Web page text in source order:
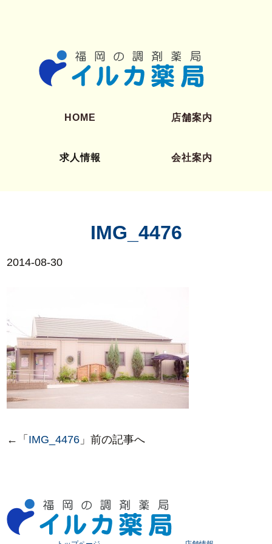
HOME 店舗案内
求人情報
医療事務募集
会社案内
IMG_4476
2014-08-30
←「 IMG_4476 」前の記事へ